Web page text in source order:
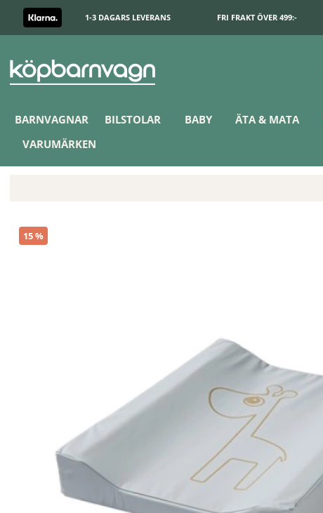
1-3 DAGARS LEVERANS FRI FRAKT ÖVER 499:-
BARNVAGNAR BILSTOLAR BABY ÄTA & MATA
VARUMÄRKEN
15
Done by Deer Skötbädd Raffi Grey/Gold